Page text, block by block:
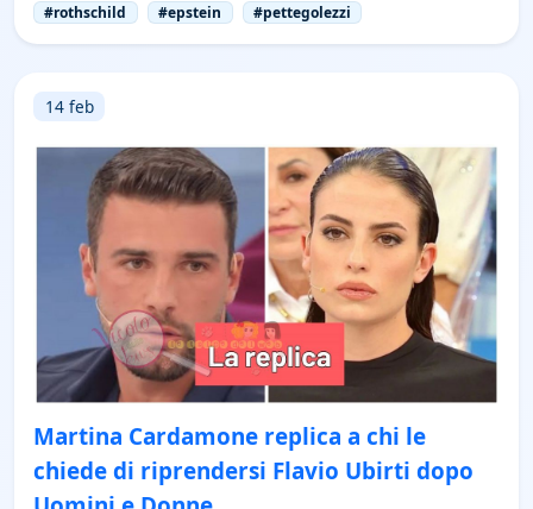
#rothschild #epstein #pettegolezzi
14 feb
Martina Cardamone replica a chi le
chiede di riprendersi Flavio Ubirti dopo